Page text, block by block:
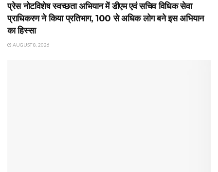
प्रेस नोटविशेष स्वच्छता अभियान में डीएम एवं सचिव विधिक सेवा
प्राधिकरण ने किया प्रतिभाग, 100 से अधिक लोग बने इस अभियान
का हिस्सा
AUGUST 8, 2026